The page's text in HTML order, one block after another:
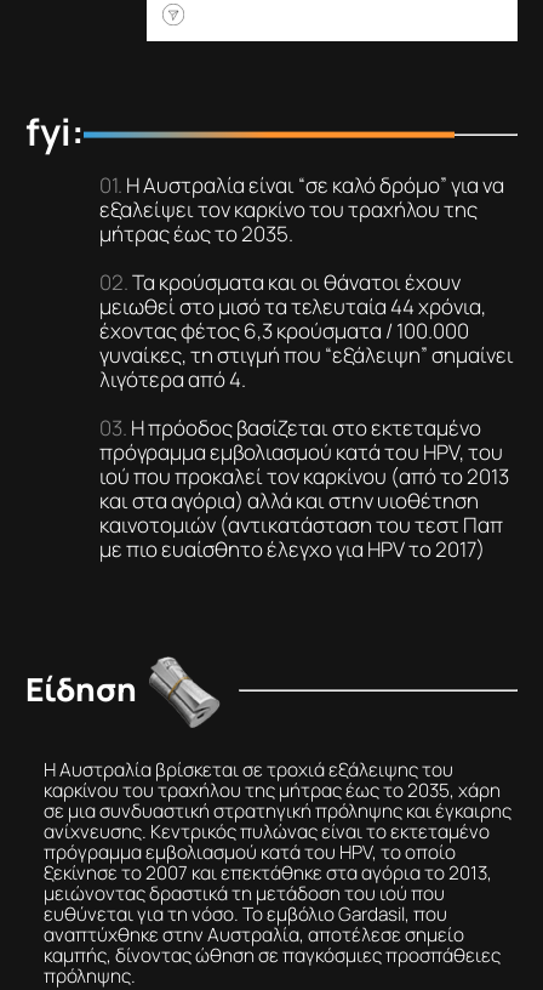
fyi:
Η Αυστραλία είναι “σε καλό δρόμο” για να
εξαλείψει τον καρκίνο του τραχήλου της
μήτρας έως το 2035.
Τα κρούσματα και οι θάνατοι έχουν
μειωθεί στο μισό τα τελευταία 44 χρόνια,
έχοντας φέτος 6,3 κρούσματα / 100.000
γυναίκες, τη στιγμή που “εξάλειψη” σημαίνει
λιγότερα από 4.
Η πρόοδος βασίζεται στο εκτεταμένο
πρόγραμμα εμβολιασμού κατά του HPV, του
ιού που προκαλεί τον καρκίνου (από το 2013
και στα αγόρια) αλλά και στην υιοθέτηση
καινοτομιών (αντικατάσταση του τεστ Παπ
με πιο ευαίσθητο έλεγχο για HPV το 2017)
Είδηση
Η Αυστραλία βρίσκεται σε τροχιά εξάλειψης του
καρκίνου του τραχήλου της μήτρας έως το 2035, χάρη
σε μια συνδυαστική στρατηγική πρόληψης και έγκαιρης
ανίχνευσης. Κεντρικός πυλώνας είναι το εκτεταμένο
πρόγραμμα εμβολιασμού κατά του HPV, το οποίο
ξεκίνησε το 2007 και επεκτάθηκε στα αγόρια το 2013,
μειώνοντας δραστικά τη μετάδοση του ιού που
ευθύνεται για τη νόσο. Το εμβόλιο Gardasil, που
αναπτύχθηκε στην Αυστραλία, αποτέλεσε σημείο
καμπής, δίνοντας ώθηση σε παγκόσμιες προσπάθειες
πρόληψης.